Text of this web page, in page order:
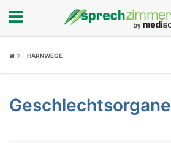
Fokus
Symptome
HARNWEGE
Geschlechtsorgane